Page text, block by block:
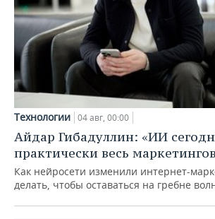
Технологии 04 авг, 00:00
Айдар Гибадуллин: «ИИ
практически весь
Как нейросети изменили интернет-
делать, чтобы оставаться на гребне